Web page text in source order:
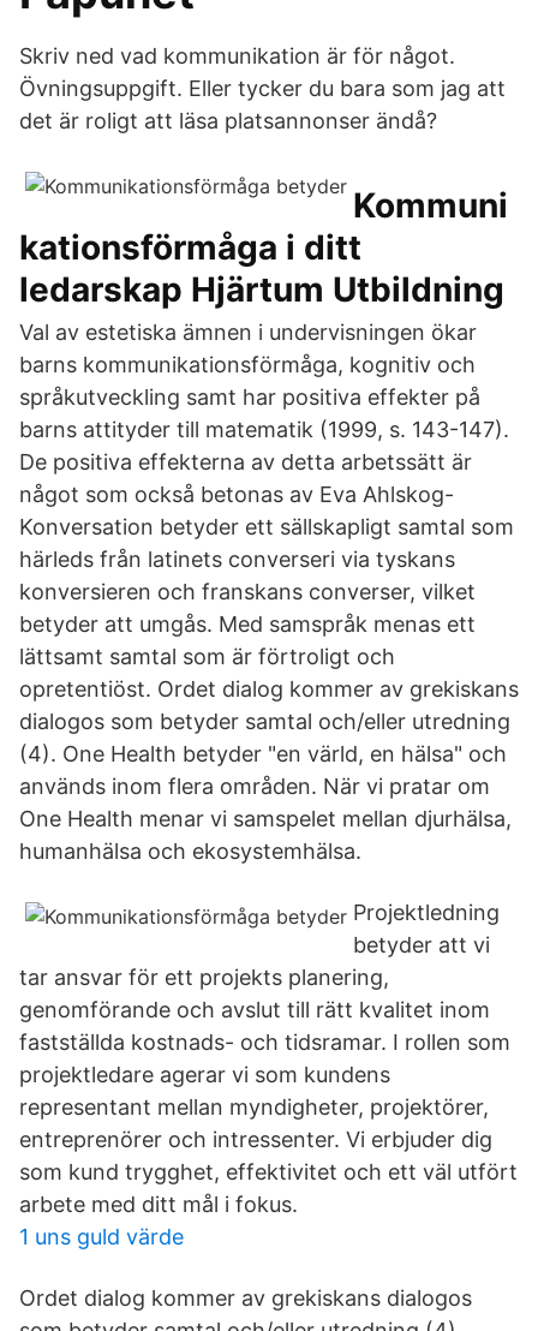
Skriv ned vad kommunikation är för något.
Övningsuppgift. Eller tycker du bara som jag att
det är roligt att läsa platsannonser ändå?
Kommuni
kationsförmåga i ditt
ledarskap Hjärtum Utbildning
Val av estetiska ämnen i undervisningen ökar
barns kommunikationsförmåga, kognitiv och
språkutveckling samt har positiva effekter på
barns attityder till matematik (1999, s. 143-147).
De positiva effekterna av detta arbetssätt är
något som också betonas av Eva Ahlskog-
Konversation betyder ett sällskapligt samtal som
härleds från latinets converseri via tyskans
konversieren och franskans converser, vilket
betyder att umgås. Med samspråk menas ett
lättsamt samtal som är förtroligt och
opretentiöst. Ordet dialog kommer av grekiskans
dialogos som betyder samtal och/eller utredning
(4). One Health betyder "en värld, en hälsa" och
används inom flera områden. När vi pratar om
One Health menar vi samspelet mellan djurhälsa,
humanhälsa och ekosystemhälsa.
Projektledning
betyder att vi
tar ansvar för ett projekts planering,
genomförande och avslut till rätt kvalitet inom
fastställda kostnads- och tidsramar. I rollen som
projektledare agerar vi som kundens
representant mellan myndigheter, projektörer,
entreprenörer och intressenter. Vi erbjuder dig
som kund trygghet, effektivitet och ett väl utfört
arbete med ditt mål i fokus.
1 uns guld värde
Ordet dialog kommer av grekiskans dialogos